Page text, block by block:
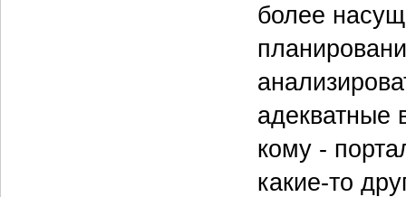
более
адекватные
кому -
какие-то